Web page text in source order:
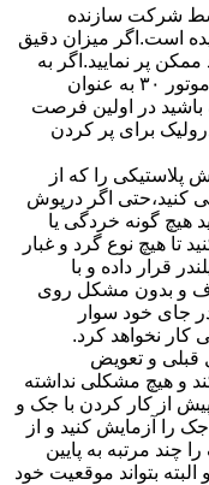
شرکت سازنده
است.اگر میزان دقیق
پر نمایید.اگر به
روغن هیدرولیک دسترسی ندارید از روغن موتور ۳۰ به عنوان
باشید در اولین فرصت
برای پر کردن
پلاستیکی را که از
کنید،حتی اگر درپوش
هیچ گونه خردگی یا
تا هیچ نوع گرد و غبار
قرار داده و با
و بدون مشکل روی
جای خود سوار
کار نخواهد کرد.
قبلی و تعویض
و هیچ مشکلی نداشته
از کار کردن با جک و
را آزمایش کنید و از
مرتبه به پایین
البته بتواند موقعیت خود